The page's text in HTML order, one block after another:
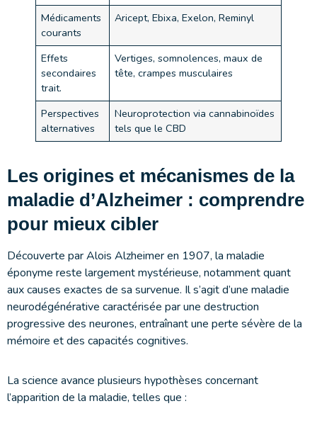
Médicaments
courants
Aricept, Ebixa, Exelon, Reminyl
Effets
secondaires
trait.
Vertiges, somnolences, maux de
tête, crampes musculaires
Perspectives
alternatives
Neuroprotection via cannabinoïdes
tels que le CBD
Les origines et mécanismes de la
maladie d’Alzheimer : comprendre
pour mieux cibler
Découverte par Alois Alzheimer en 1907, la maladie
éponyme reste largement mystérieuse, notamment quant
aux causes exactes de sa survenue. Il s’agit d’une maladie
neurodégénérative caractérisée par une destruction
progressive des neurones, entraînant une perte sévère de la
mémoire et des capacités cognitives.
La science avance plusieurs hypothèses concernant
l’apparition de la maladie, telles que :